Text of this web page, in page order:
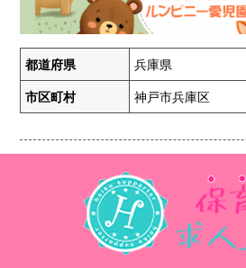
都道府県 兵庫県
市区町村 神戸市兵庫区